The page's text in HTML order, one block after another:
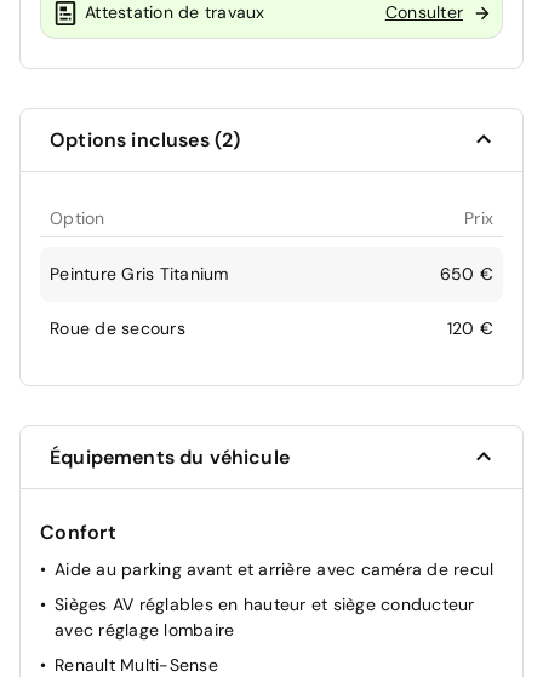
Attestation de travaux Consulter
Options incluses (2)
Option Prix
Peinture Gris Titanium 650 €
Roue de secours 120 €
Équipements du véhicule
Confort
Aide au parking avant et arrière avec caméra de recul
Sièges AV réglables en hauteur et siège conducteur
avec réglage lombaire
Renault Multi-Sense